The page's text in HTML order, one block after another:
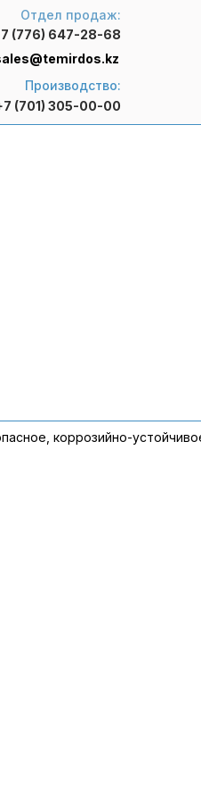
Отдел продаж:
(776) 647-28-68
Производство:
(701) 305-00-00
коррозийно-